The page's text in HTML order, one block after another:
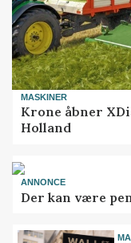
MASKINER
Krone åbner
Holland
ANNONCE
Der kan være